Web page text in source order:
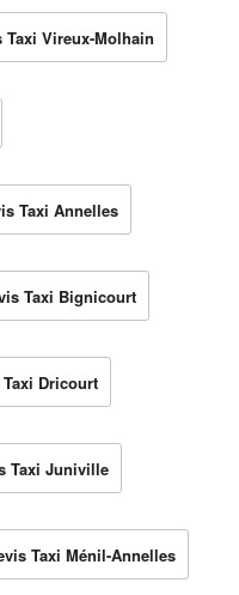
Taxi Vireux-Molhain
Taxi Annelles
Taxi Bignicourt
Taxi Dricourt
Taxi Juniville
Taxi Ménil-Annelles